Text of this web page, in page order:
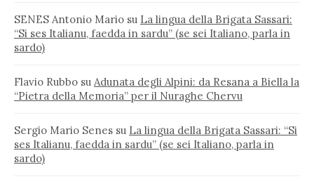
SENES Antonio Mario su La lingua della Brigata Sassari:
“Si ses Italianu, faedda in sardu” (se sei Italiano, parla in
sardo)
Flavio Rubbo su Adunata degli Alpini: da Resana a Biella la
“Pietra della Memoria” per il Nuraghe Chervu
Sergio Mario Senes su La lingua della Brigata Sassari: “Si
ses Italianu, faedda in sardu” (se sei Italiano, parla in
sardo)